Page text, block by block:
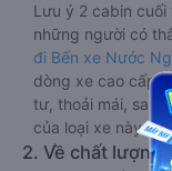
Lưu ý 2 cabin
những người có
đi Bến xe Nước
dòng xe cao cấp
tư, thoải mái,
của loại xe này sẽ
2. Về chất